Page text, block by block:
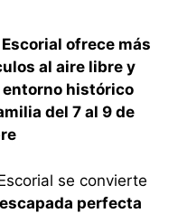
ofrece más
al aire libre y
histórico
del 7 al 9 de
se convierte
escapada perfecta